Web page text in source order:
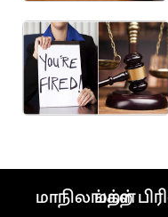
மாநிலங்கள்
மற்ற